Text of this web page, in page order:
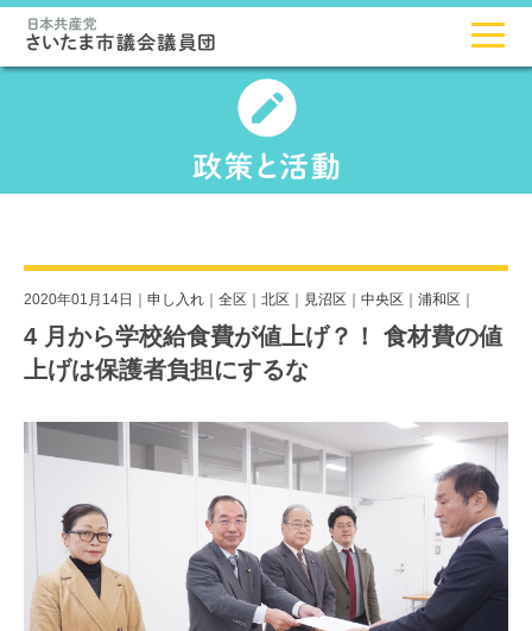
2020年01月14日｜ 申し入れ 全区 北区 見沼区 中央区 浦和区
4 月から学校給食費が値上げ？！ 食材費の値
上げは保護者負担にするな